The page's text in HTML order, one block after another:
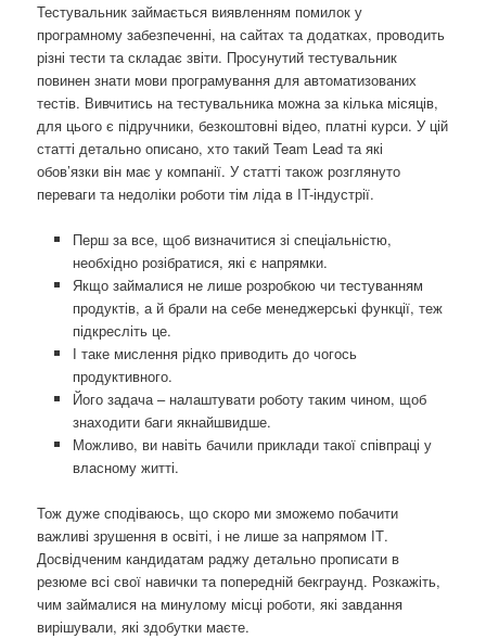
Тестувальник займається виявленням помилок у
програмному забезпеченні, на сайтах та додатках, проводить
різні тести та складає звіти. Просунутий тестувальник
повинен знати мови програмування для автоматизованих
тестів. Вивчитись на тестувальника можна за кілька місяців,
для цього є підручники, безкоштовні відео, платні курси. У цій
статті детально описано, хто такий Team Lead та які
обов’язки він має у компанії. У статті також розглянуто
переваги та недоліки роботи тім ліда в IT-індустрії.
Перш за все, щоб визначитися зі спеціальністю,
необхідно розібратися, які є напрямки.
Якщо займалися не лише розробкою чи тестуванням
продуктів, а й брали на себе менеджерські функції, теж
підкресліть це.
І таке мислення рідко приводить до чогось
продуктивного.
Його задача – налаштувати роботу таким чином, щоб
знаходити баги якнайшвидше.
Можливо, ви навіть бачили приклади такої співпраці у
власному житті.
Тож дуже сподіваюсь, що скоро ми зможемо побачити
важливі зрушення в освіті, і не лише за напрямом ІТ.
Досвідченим кандидатам раджу детально прописати в
резюме всі свої навички та попередній бекграунд. Розкажіть,
чим займалися на минулому місці роботи, які завдання
вирішували, які здобутки маєте.